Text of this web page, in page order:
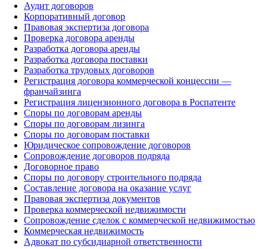
Аудит договоров
Корпоративный договор
Правовая экспертиза договора
Проверка договора аренды
Разработка договора аренды
Разработка договора поставки
Разработка трудовых договоров
Регистрация договора коммерческой концессии —
франчайзинга
Регистрация лицензионного договора в Роспатенте
Споры по договорам аренды
Споры по договорам лизинга
Споры по договорам поставки
Юридическое сопровождение договоров
Сопровождение договоров подряда
Договорное право
Споры по договору строительного подряда
Составление договора на оказание услуг
Правовая экспертиза документов
Проверка коммерческой недвижимости
Сопровождение сделок с коммерческой недвижимостью
Коммерческая недвижимость
Адвокат по субсидиарной ответственности